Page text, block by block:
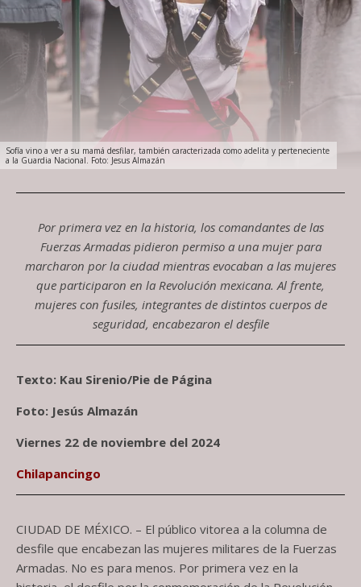
Sofía vino a ver a su mamá desfilar, también caracterizada como adelita y perteneciente
a la Guardia Nacional. Foto: Jesus Almazán
Por primera vez en la historia, los comandantes de las
Fuerzas Armadas pidieron permiso a una mujer para
marcharon por la ciudad mientras evocaban a las mujeres
que participaron en la Revolución mexicana. Al frente,
mujeres con fusiles, integrantes de distintos cuerpos de
seguridad, encabezaron el desfile
Texto: Kau Sirenio/Pie de Página
Foto: Jesús Almazán
Viernes 22 de noviembre del 2024
Chilapancingo
CIUDAD DE MÉXICO. – El público vitorea a la columna de
desfile que encabezan las mujeres militares de la Fuerzas
Armadas. No es para menos. Por primera vez en la